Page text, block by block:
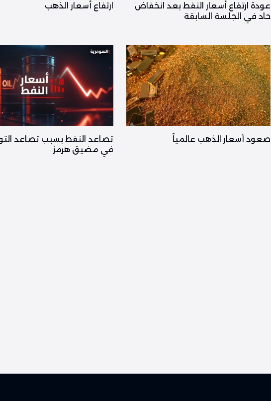
عودة ارتفاع أسعار النفط بعد انخفاض
حاد في الجلسة السابقة
ارتفاع أسعار الذهب
صعود أسعار الذهب عالمياً
تصاعد النفط بسبب تصاعد
في مضيق هرمز